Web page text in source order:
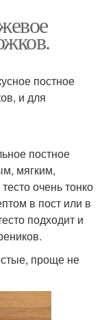
постное
и для
постное
мягким,
очень тонко
в пост или в
подходит и
проще не